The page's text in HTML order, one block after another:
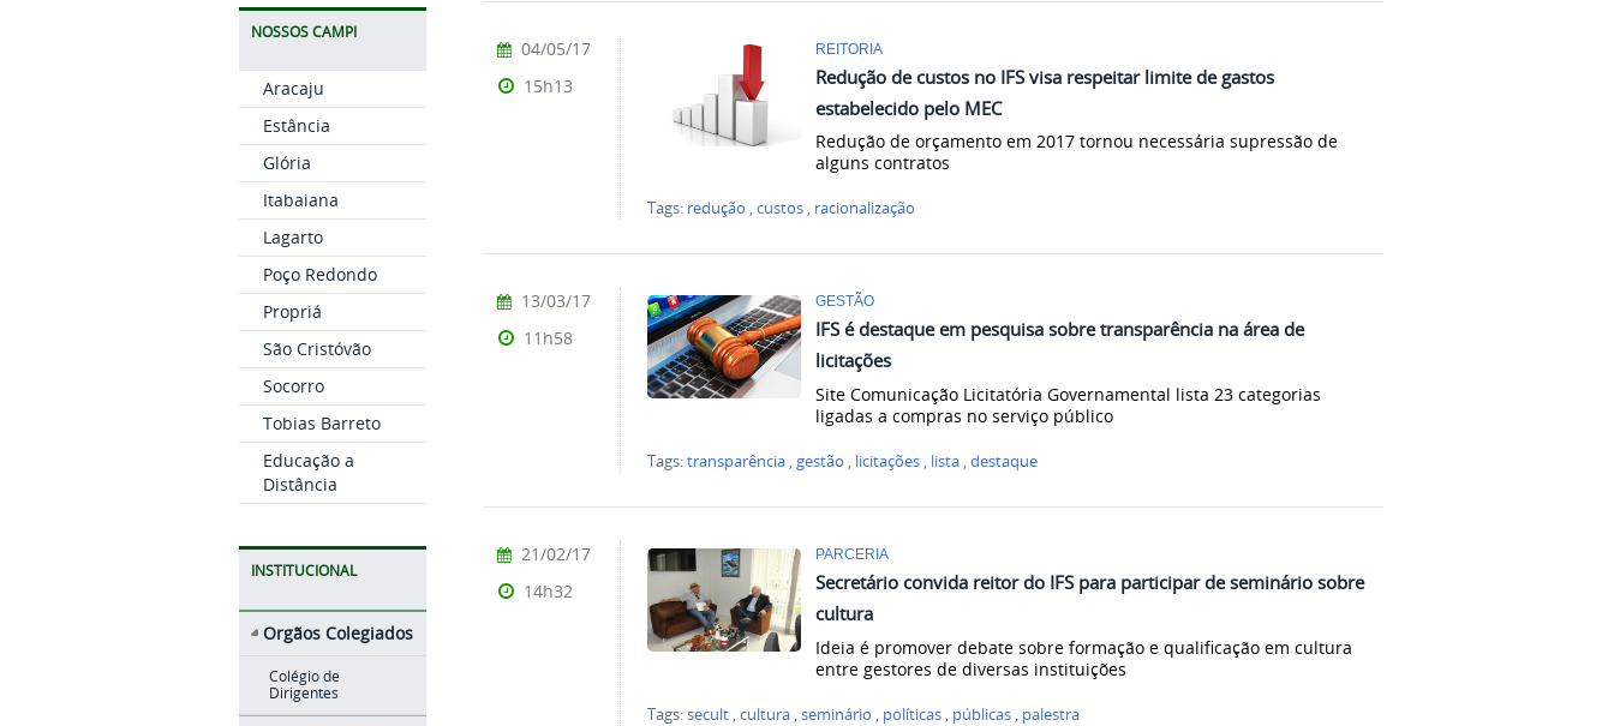
NOSSOS CAMPI
Aracaju
Estância
Glória
Itabaiana
Lagarto
Poço Redondo
Propriá
São Cristóvão
Socorro
Tobias Barreto
Educação a
Distância
INSTITUCIONAL
Orgãos Colegiados
Colégio de
Dirigentes
REITORIA
Redução de custos no IFS visa respeitar limite de gastos
estabelecido pelo MEC
Redução de orçamento em 2017 tornou necessária supressão de
alguns contratos
Tags: redução ,custos, racionalização
04/05/17
15h13
GESTÃO
IFS é destaque em pesquisa sobre transparência na área de
licitações
Site Comunicação Licitatória Governamental lista 23 categorias
ligadas a compras no serviço público
Tags:transparência , gestão , licitações , lista ,destaque
13/03/17
11h58
PARCERIA
Secretário convida reitor do IFS para participar de seminário sobre
cultura
Ideia é promover debate sobre formação e qualificação em cultura
entre gestores de diversas instituições
Tags:secult ,cultura ,seminário , políticas , públicas , palestra
21/02/17
14h32